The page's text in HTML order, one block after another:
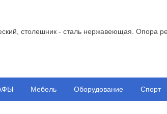
столешник - сталь нержавеющая. Опора
Мебель Оборудование Спорт